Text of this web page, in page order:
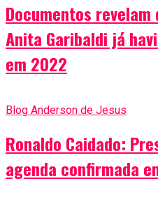
Documentos
Anita Garibaldi já
em 2022
Blog Anderson de Jesus
Ronaldo Caidado:
agenda confirmada